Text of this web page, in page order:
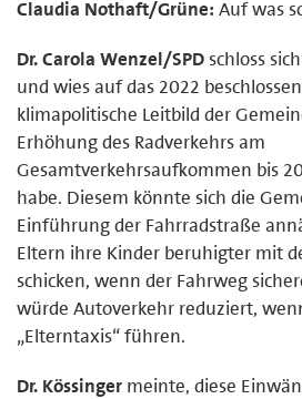
Claudia Nothaft/Grüne: Auf was
Dr. Carola Wenzel/SPD schloss
und wies auf das 2022
klimapolitische Leitbild der
Erhöhung des Radverkehrs am
Gesamtverkehrsaufkommen bis
habe. Diesem könnte sich die
Einführung der Fahrradstraße
Eltern ihre Kinder beruhigter mit
schicken, wenn der Fahrweg
würde Autoverkehr reduziert,
„Elterntaxis“ führen.
Dr. Kössinger meinte, diese